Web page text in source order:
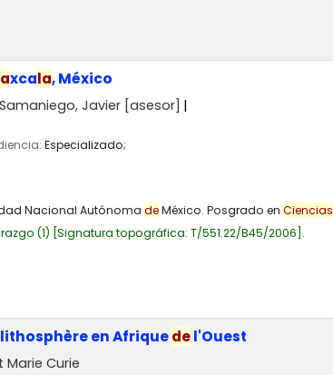
xcala, México
Javier[asesor]
Especializado;
Nacional Autónoma deMéxico. Posgrado en Ciencias
(1) Signatura topográfica: T/551.22/B45/2006 .
lithosphère en Afriquedel'Ouest
Marie Curie